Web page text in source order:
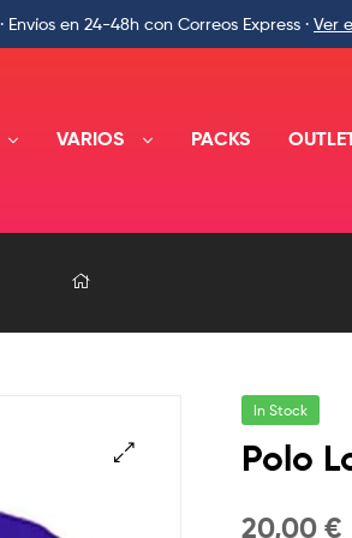
en 24-48h con Correos Express · Ver
VARIOS PACKS
In Stock
Polo
20,00€